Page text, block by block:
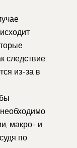
следствие,
из-за в
макро- и
по